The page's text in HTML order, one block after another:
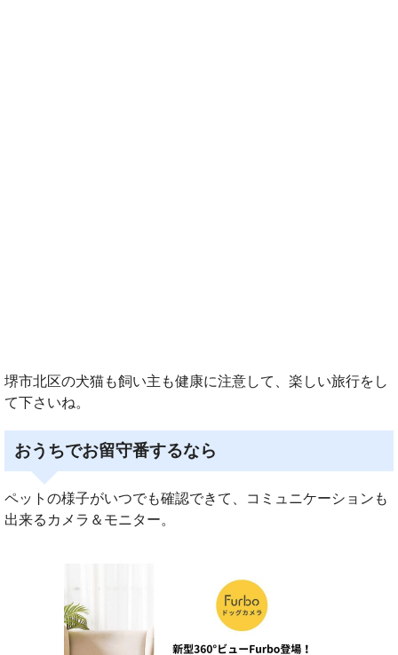
堺市北区の犬猫も飼い主も健康に注意して、楽しい旅行をし
て下さいね。
おうちでお留守番するなら
ペットの様子がいつでも確認できて、コミュニケーションも
出来るカメラ＆モニター。